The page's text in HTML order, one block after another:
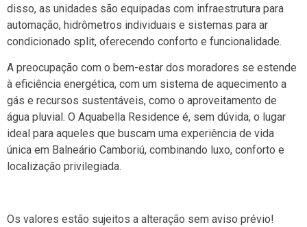
disso, as unidades são equipadas com infraestrutura para
automação, hidrômetros individuais e sistemas para ar
condicionado split, oferecendo conforto e funcionalidade.
A preocupação com o bem-estar dos moradores se estende
à eficiência energética, com um sistema de aquecimento a
gás e recursos sustentáveis, como o aproveitamento de
água pluvial. O Aquabella Residence é, sem dúvida, o lugar
ideal para aqueles que buscam uma experiência de vida
única em Balneário Camboriú, combinando luxo, conforto e
localização privilegiada.
Os valores estão sujeitos a alteração sem aviso prévio!